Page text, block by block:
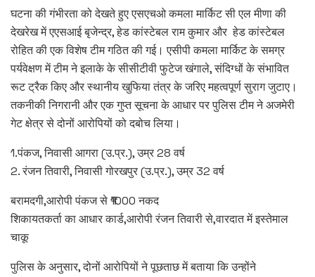
घटना की गंभीरता को देखते हुए एसएचओ कमला मार्किट सी एल मीणा की
देखरेख में एएसआई बृजेन्द्र, हेड कांस्टेबल राम कुमार और हेड कांस्टेबल
रोहित की एक विशेष टीम गठित की गई। एसीपी कमला मार्किट के समग्र
पर्यवेक्षण में टीम ने इलाके के सीसीटीवी फुटेज खंगाले, संदिग्धों के संभावित
रूट ट्रैक किए और स्थानीय खुफिया तंत्र के जरिए महत्वपूर्ण सुराग जुटाए।
तकनीकी निगरानी और एक गुप्त सूचना के आधार पर पुलिस टीम ने अजमेरी
गेट क्षेत्र से दोनों आरोपियों को दबोच लिया।
1.पंकज, निवासी आगरा (उ.प्र.), उम्र 28 वर्ष
2. रंजन तिवारी, निवासी गोरखपुर (उ.प्र.), उम्र 32 वर्ष
बरामदगी,आरोपी पंकज से ₹1000 नकद
शिकायतकर्ता का आधार कार्ड,आरोपी रंजन तिवारी से,वारदात में इस्तेमाल
चाकू
पुलिस के अनुसार, दोनों आरोपियों ने पूछताछ में बताया कि उन्होंने